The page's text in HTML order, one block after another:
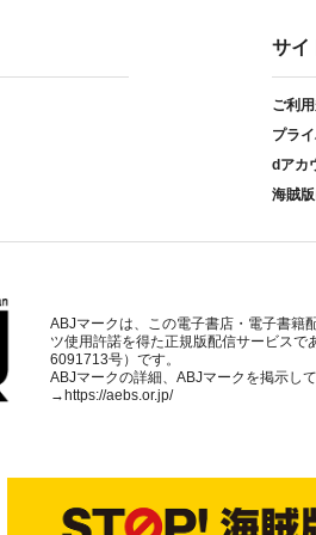
サイ
ご利
プラ
dアカ
海賊
ABJマークは、この電子書店・電子書籍
ツ使用許諾を得た正規版配信サービス
6091713号）です。
ABJマークの詳細、ABJマークを掲示し
→ https://aebs.or.jp/